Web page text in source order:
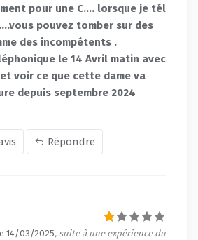
pour une C.... lorsque je tél
pouvez tomber sur des
des incompétents .
le 14 Avril matin avec
et voir ce que cette dame va
depuis septembre 2024
Répondre
14/03/2025, suite à une expérience du